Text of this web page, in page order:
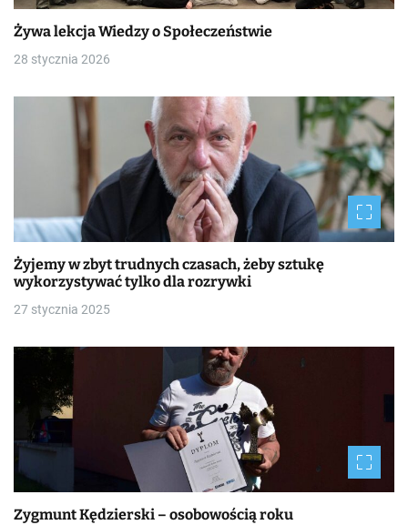
Żywa lekcja Wiedzy o Społeczeństwie
28 stycznia 2026
Żyjemy w zbyt trudnych czasach, żeby sztukę
wykorzystywać tylko dla rozrywki
27 stycznia 2025
Zygmunt Kędzierski – osobowością roku